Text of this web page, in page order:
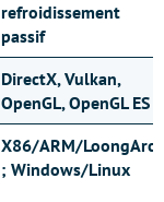
refroidissement
passif
DirectX, Vulkan,
OpenGL, OpenGL ES
X86/ARM/LoongArch
; Windows/Linux